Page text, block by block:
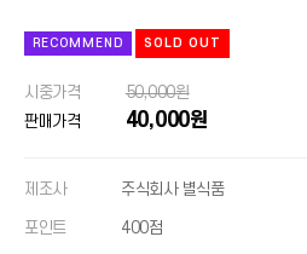
RECOMMEND SOLD OUT
시중가격
50,000원
판매가격
40,000원
제조사 주식회사 별식품
포인트 400점